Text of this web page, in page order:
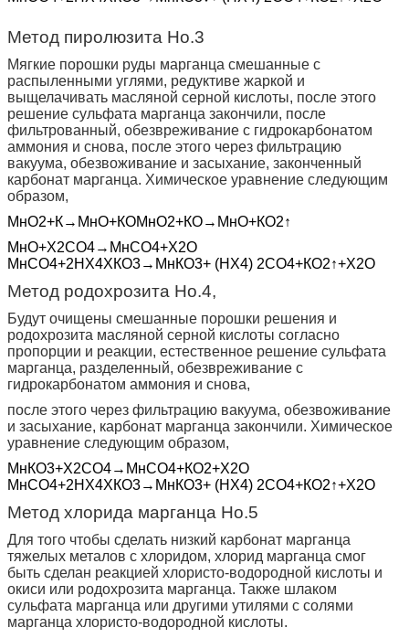
Метод пиролюзита Но.3
Мягкие порошки руды марганца смешанные с
распыленными углями, редуктиве жаркой и
выщелачивать масляной серной кислоты, после этого
решение сульфата марганца закончили, после
фильтрованный, обезвреживание с гидрокарбонатом
аммония и снова, после этого через фильтрацию
вакуума, обезвоживание и засыхание, законченный
карбонат марганца. Химическое уравнение следующим
образом,
МнО2+К→МнО+КОМнО2+КО→МнО+КО2↑
МнО+Х2СО4→МнСО4+Х2О
МнСО4+2НХ4ХКО3→МнКО3+ (НХ4) 2СО4+КО2↑+Х2О
Метод родохрозита Но.4,
Будут очищены смешанные порошки решения и
родохрозита масляной серной кислоты согласно
пропорции и реакции, естественное решение сульфата
марганца, разделенный, обезвреживание с
гидрокарбонатом аммония и снова,
после этого через фильтрацию вакуума, обезвоживание
и засыхание, карбонат марганца закончили. Химическое
уравнение следующим образом,
МнКО3+Х2СО4→МнСО4+КО2+Х2О
МнСО4+2НХ4ХКО3→МнКО3+ (НХ4) 2СО4+КО2↑+Х2О
Метод хлорида марганца Но.5
Для того чтобы сделать низкий карбонат марганца
тяжелых металов с хлоридом, хлорид марганца смог
быть сделан реакцией хлористо-водородной кислоты и
окиси или родохрозита марганца. Также шлаком
сульфата марганца или другими утилями с солями
марганца хлористо-водородной кислоты.